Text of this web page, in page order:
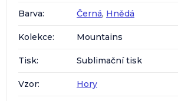
Barva: Černá, Hnědá
Kolekce: Mountains
Tisk: Sublimační tisk
Vzor: Hory